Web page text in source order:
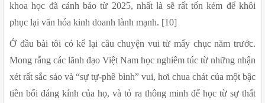
khoa học đã cảnh báo từ 2025, nhất là sẽ rất tốn kém để khôi
phục lại văn hóa kinh doanh lành mạnh. [10]
Ở đầu bài tôi có kể lại câu chuyện vui từ mấy chục năm trước.
Mong rằng các lãnh đạo Việt Nam học nghiêm túc từ những nhận
xét rất sắc sảo và “sự tự-phê bình” vui, hơi chua chát của một bậc
tiền bối đáng kính của họ, và tỏ ra thông minh để học từ sự thất